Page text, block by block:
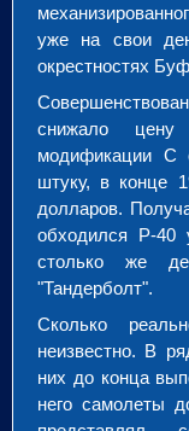
уже на свои
окрестностях
снижало цену
модификации С
штуку, в конце
долларов.
обходился Р-
столько же
"Тандерболт".
Сколько
неизвестно. В
них до конца
него самолеты